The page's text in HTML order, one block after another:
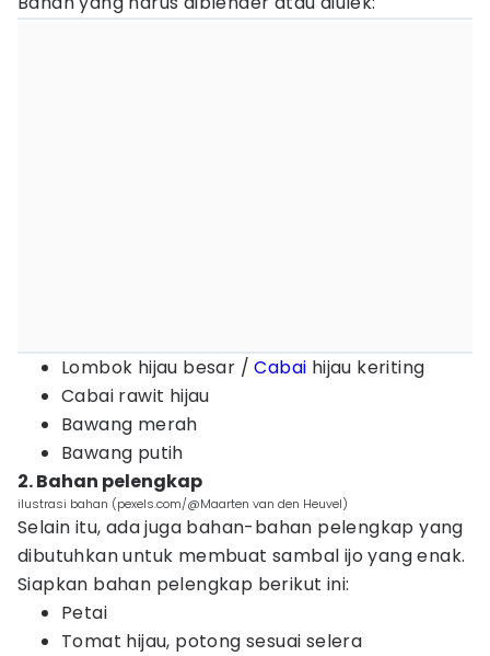
Lombok hijau besar /Cabai hijau keriting
Cabai rawit hijau
Bawang merah
Bawang putih
2. Bahan pelengkap
ilustrasi bahan (pexels.com/@Maarten van den Heuvel)
Selain itu, ada juga bahan-bahan pelengkap yang
dibutuhkan untuk membuat sambal ijo yang enak.
Siapkan bahan pelengkap berikut ini:
Petai
Tomat hijau, potong sesuai selera